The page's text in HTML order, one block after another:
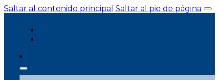
Saltar al contenido principal Saltar al pie de página